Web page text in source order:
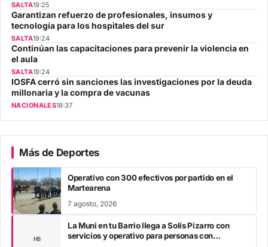
SALTA19:25
Garantizan refuerzo de profesionales, insumos y
tecnología para los hospitales del sur
SALTA19:24
Continúan las capacitaciones para prevenir la violencia en
el aula
SALTA19:24
IOSFA cerró sin sanciones las investigaciones por la deuda
millonaria y la compra de vacunas
NACIONALES18:37
Más de Deportes
Operativo con 300 efectivos por partido en el
Martearena
7 agosto, 2026
HS
La Muni en tu Barrio llega a Solís Pizarro con
servicios y operativo para personas con